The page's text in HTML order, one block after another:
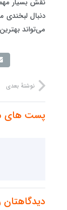
دنبال لبخندی
می‌تواند
نوشتهٔ بعدی
پست های
دیدگاهتان